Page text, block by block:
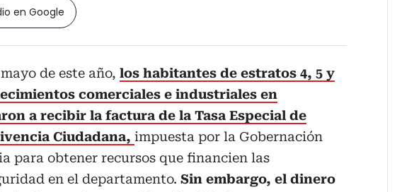
en Google
de este año, los habitantes de estratos 4, 5 y
comerciales e industriales en
a recibir la factura de la Tasa Especial de
Ciudadana, impuesta por la Gobernación
para obtener recursos que financien las
en el departamento. Sin embargo, el dinero